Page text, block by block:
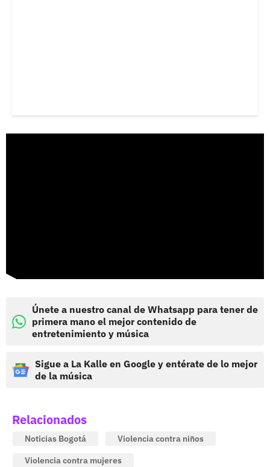
Únete a nuestro canal de Whatsapp para tener de
primera mano el mejor contenido de
entretenimiento y música
Sigue a La Kalle en Google y entérate de lo mejor
de la música
Relacionados
Noticias Bogotá
Violencia contra niños
Violencia contra mujeres